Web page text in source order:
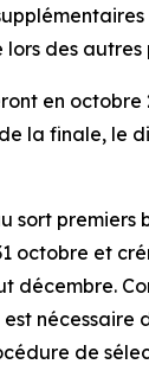
des autres
en octobre
la finale, le
sort premiers
octobre et
décembre.
nécessaire
de